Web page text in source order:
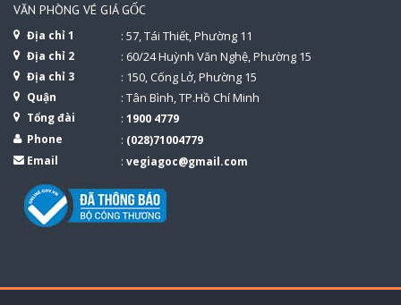
VĂN PHÒNG VÉ GIÁ GỐC
Địa chỉ 1 : 57, Tái Thiết, Phường 11
Địa chỉ 2 : 60/24 Huỳnh Văn Nghệ, Phường 15
Địa chỉ 3 : 150, Cống Lở, Phường 15
Quận : Tân Bình, TP.Hồ Chí Minh
Tổng đài : 1900 4779
Phone
: (028)71004779
Email
: vegiagoc@gmail.com